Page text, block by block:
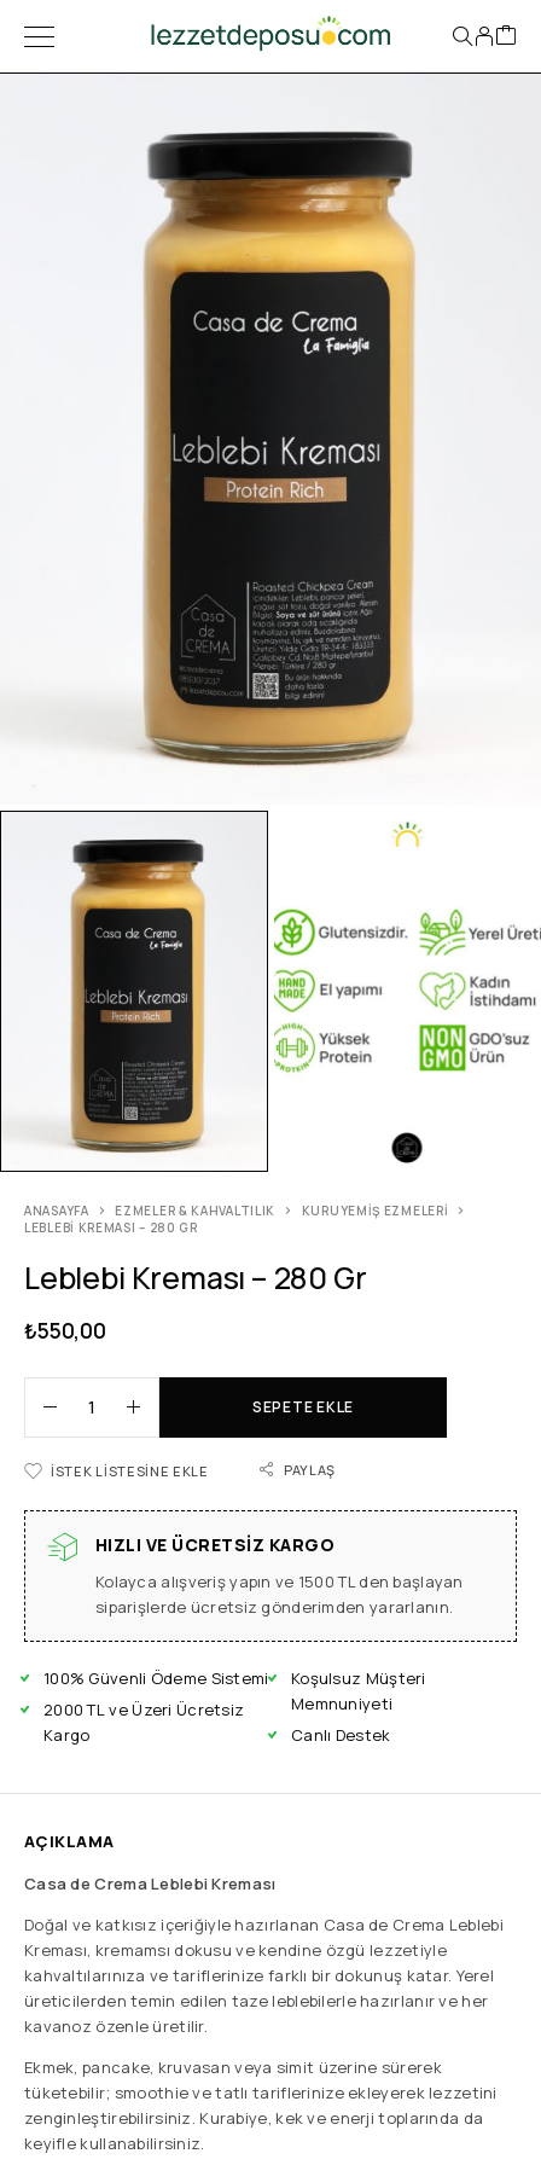
ANASAYFA EZMELER & KAHVALTILIK
KURUYEMIŞ EZMELERI
LEBLEBI KREMASI – 280 GR
Leblebi Kreması – 280 Gr
₺550,00
SEPETE EKLE
İSTEK LISTESINE EKLE PAYLAŞ
HIZLI VE ÜCRETSIZ KARGO
Kolayca alışveriş yapın ve 1500 TL den başlayan
siparişlerde ücretsiz gönderimden yararlanın.
100% Güvenli Ödeme Sistemi
2000 TL ve Üzeri Ücretsiz
Kargo
Koşulsuz Müşteri
Memnuniyeti
Canlı Destek
AÇIKLAMA
Casa de Crema Leblebi Kreması
Doğal ve katkısız içeriğiyle hazırlanan Casa de Crema Leblebi
Kreması, kremamsı dokusu ve kendine özgü lezzetiyle
kahvaltılarınıza ve tariflerinize farklı bir dokunuş katar. Yerel
üreticilerden temin edilen taze leblebilerle hazırlanır ve her
kavanoz özenle üretilir.
Ekmek, pancake, kruvasan veya simit üzerine sürerek
tüketebilir; smoothie ve tatlı tariflerinize ekleyerek lezzetini
zenginleştirebilirsiniz. Kurabiye, kek ve enerji toplarında da
keyifle kullanabilirsiniz.